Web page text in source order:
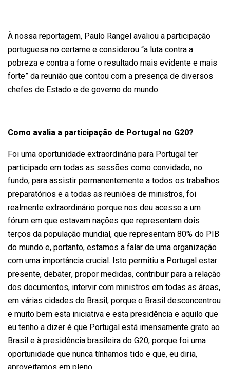
À nossa reportagem, Paulo Rangel avaliou a participação
portuguesa no certame e considerou “a luta contra a
pobreza e contra a fome o resultado mais evidente e mais
forte” da reunião que contou com a presença de diversos
chefes de Estado e de governo do mundo.
Como avalia a participação de Portugal no G20?
Foi uma oportunidade extraordinária para Portugal ter
participado em todas as sessões como convidado, no
fundo, para assistir permanentemente a todos os trabalhos
preparatórios e a todas as reuniões de ministros, foi
realmente extraordinário porque nos deu acesso a um
fórum em que estavam nações que representam dois
terços da população mundial, que representam 80% do PIB
do mundo e, portanto, estamos a falar de uma organização
com uma importância crucial. Isto permitiu a Portugal estar
presente, debater, propor medidas, contribuir para a relação
dos documentos, intervir com ministros em todas as áreas,
em várias cidades do Brasil, porque o Brasil desconcentrou
e muito bem esta iniciativa e esta presidência e aquilo que
eu tenho a dizer é que Portugal está imensamente grato ao
Brasil e à presidência brasileira do G20, porque foi uma
oportunidade que nunca tínhamos tido e que, eu diria,